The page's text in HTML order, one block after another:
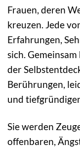
Frauen, deren
kreuzen. Jede
Erfahrungen,
sich.
der
Berührungen,
und
Sie werden
offenbaren,